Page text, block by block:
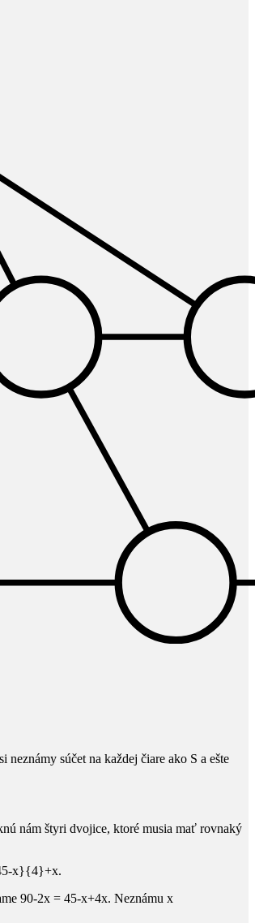
neznámy súčet na každej čiare ako S a ešte
nám štyri dvojice, ktoré musia mať rovnaký
x}{4}+x.
90-2x = 45-x+4x. Neznámu x